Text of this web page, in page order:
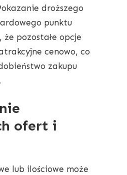
droższego
punktu
pozostałe opcje
cenowo, co
zakupu
ofert i
lub ilościowe może